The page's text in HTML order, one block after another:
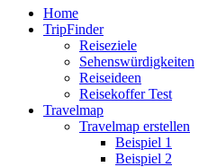
Home
TripFinder
Reiseziele
Sehenswürdigkeiten
Reiseideen
Reisekoffer Test
Travelmap
Travelmap erstellen
Beispiel 1
Beispiel 2